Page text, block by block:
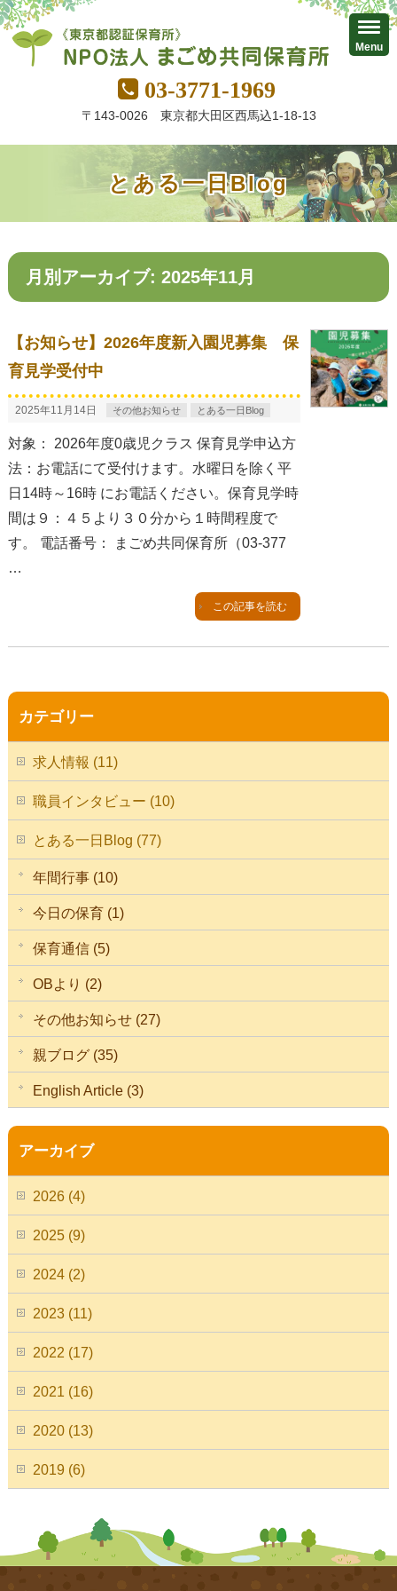
03-3771-1969
〒143-0026 東京都大田区西馬込1-18-13
とある一日Blog
月別アーカイブ: 2025年11月
【お知らせ】2026年度新入園児募集 保
育見学受付中
2025年11月14日 その他お知らせ とある一日Blog
対象： 2026年度0歳児クラス 保育見学申込方
法：お電話にて受付けます。水曜日を除く平
日14時～16時 にお電話ください。保育見学時
間は９：４５より３０分から１時間程度で
す。 電話番号： まごめ共同保育所（03-377
…
この記事を読む
カテゴリー
求人情報 (11)
職員インタビュー (10)
とある一日Blog (77)
年間行事 (10)
今日の保育 (1)
保育通信 (5)
OBより (2)
その他お知らせ (27)
親ブログ (35)
English Article (3)
アーカイブ
2026 (4)
2025 (9)
2024 (2)
2023 (11)
2022 (17)
2021 (16)
2020 (13)
2019 (6)
Menu